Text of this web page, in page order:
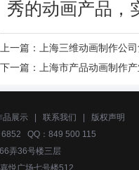
秀的动画产品，
上一篇：
上海三维动画制作公
下一篇：
上海市产品动画制作
品展示 联系我们
版权声明
QQ：849 500 115
弄36号楼三层
悦广场七号楼512